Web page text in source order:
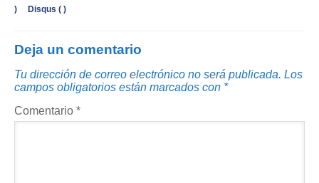
) Disqus ( )
Deja un comentario
Tu dirección de correo electrónico no será publicada. Los
campos obligatorios están marcados con *
Comentario *